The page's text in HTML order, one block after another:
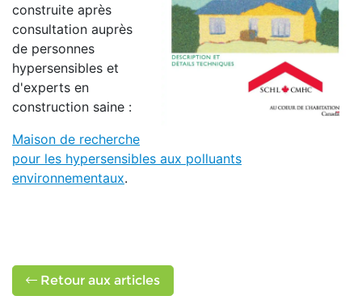
construite après
consultation auprès
de personnes
hypersensibles et
d'experts en
construction saine :
Maison de recherche
pour les hypersensibles aux polluants
environnementaux.
Retour aux articles